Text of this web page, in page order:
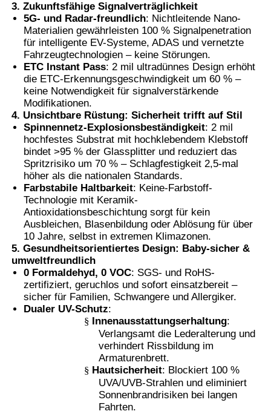
3. Zukunftsfähige Signalverträglichkeit
5G- und Radar-freundlich: Nichtleitende Nano-
Materialien gewährleisten 100 % Signalpenetration
für intelligente EV-Systeme, ADAS und vernetzte
Fahrzeugtechnologien – keine Störungen.
ETC Instant Pass: 2 mil ultradünnes Design erhöht
die ETC-Erkennungsgeschwindigkeit um 60 % –
keine Notwendigkeit für signalverstärkende
Modifikationen.
4. Unsichtbare Rüstung: Sicherheit trifft auf Stil
Spinnennetz-Explosionsbeständigkeit: 2 mil
hochfestes Substrat mit hochklebendem Klebstoff
bindet >95 % der Glassplitter und reduziert das
Spritzrisiko um 70 % – Schlagfestigkeit 2,5-mal
höher als die nationalen Standards.
Farbstabile Haltbarkeit: Keine-Farbstoff-
Technologie mit Keramik-
Antioxidationsbeschichtung sorgt für kein
Ausbleichen, Blasenbildung oder Ablösung für über
10 Jahre, selbst in extremen Klimazonen.
5. Gesundheitsorientiertes Design: Baby-sicher &
umweltfreundlich
0 Formaldehyd, 0 VOC: SGS- und RoHS-
zertifiziert, geruchlos und sofort einsatzbereit –
sicher für Familien, Schwangere und Allergiker.
Dualer UV-Schutz:
§ Innenausstattungserhaltung:
Verlangsamt die Lederalterung und
verhindert Rissbildung im
Armaturenbrett.
§ Hautsicherheit: Blockiert 100 %
UVA/UVB-Strahlen und eliminiert
Sonnenbrandrisiken bei langen
Fahrten.